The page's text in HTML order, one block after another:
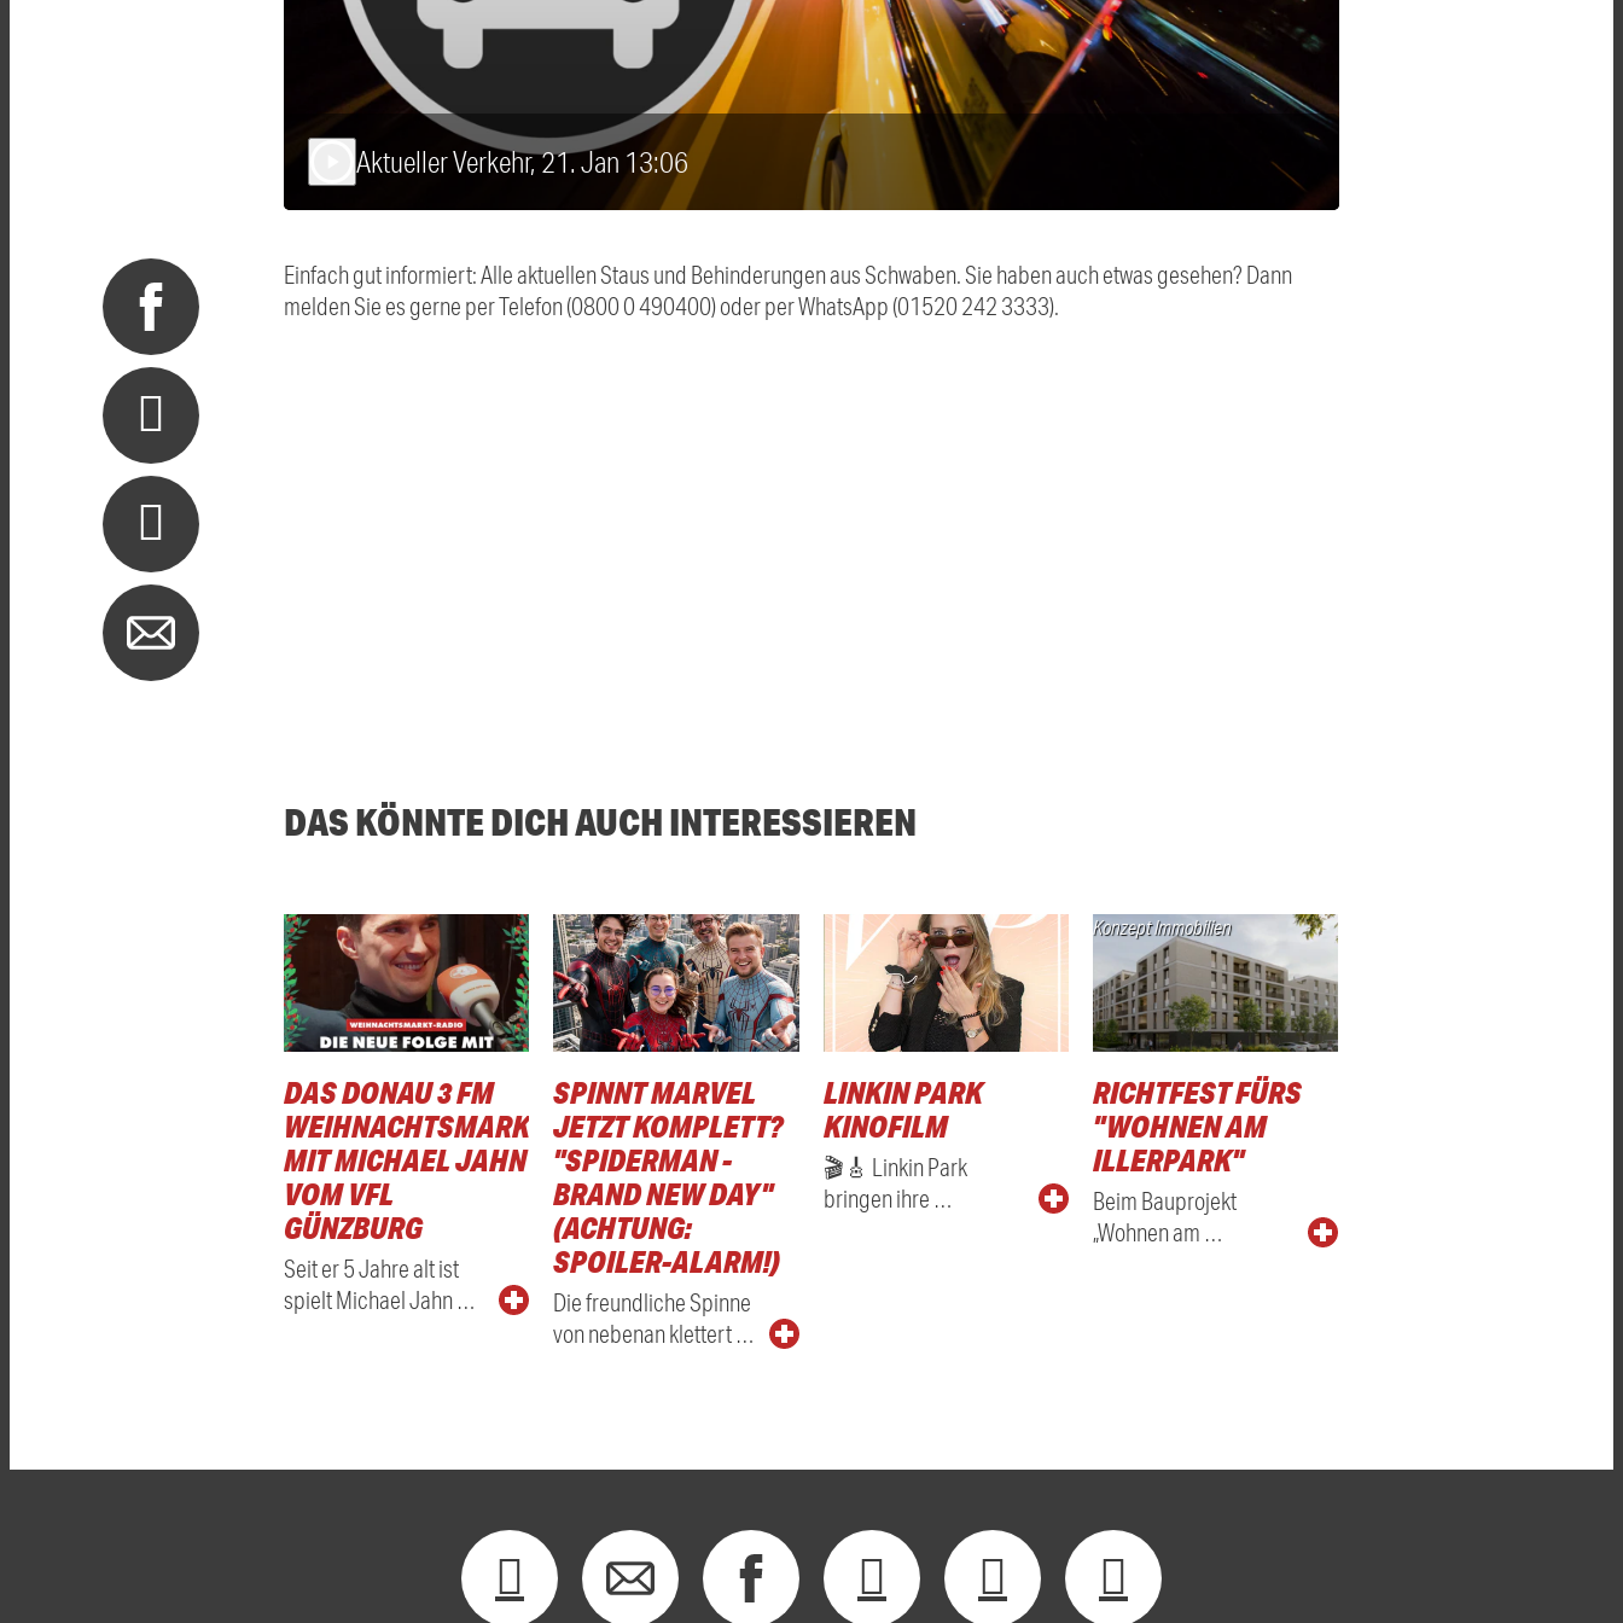
Aktueller Verkehr, 21. Jan 13:06
Einfach gut informiert: Alle aktuellen Staus und Behinderungen aus Schwaben. Sie haben auch etwas gesehen? Dann
melden Sie es gerne per Telefon (0800 0 490400) oder per WhatsApp (01520 242 3333).
DAS KÖNNTE DICH AUCH INTERESSIEREN
DAS DONAU 3 FM
WEIHNACHTSMARKTRADIO
MIT MICHAEL JAHN
VOM VFL
GÜNZBURG
Seit er 5 Jahre alt ist
spielt Michael Jahn …
SPINNT MARVEL
JETZT KOMPLETT?
"SPIDERMAN -
BRAND NEW DAY"
(ACHTUNG:
SPOILER-ALARM!)
Die freundliche Spinne
von nebenan klettert …
LINKIN PARK
KINOFILM
🎬🎸 Linkin Park
bringen ihre …
Konzept Immobilien
RICHTFEST FÜRS
"WOHNEN AM
ILLERPARK"
Beim Bauprojekt
„Wohnen am …